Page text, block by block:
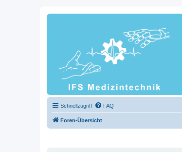
Schnellzugriff FAQ
Foren-Übersicht